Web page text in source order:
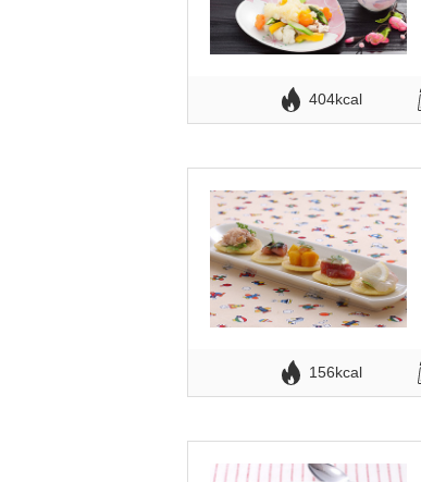
404kcal
156kcal